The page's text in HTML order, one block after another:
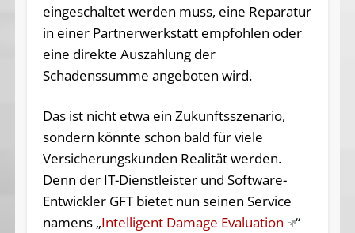
eingeschaltet werden muss, eine Reparatur
in einer Partnerwerkstatt empfohlen oder
eine direkte Auszahlung der
Schadenssumme angeboten wird.
Das ist nicht etwa ein Zukunftsszenario,
sondern könnte schon bald für viele
Versicherungskunden Realität werden.
Denn der IT-Dienstleister und Software-
Entwickler GFT bietet nun seinen Service
namens „Intelligent Damage Evaluation
“